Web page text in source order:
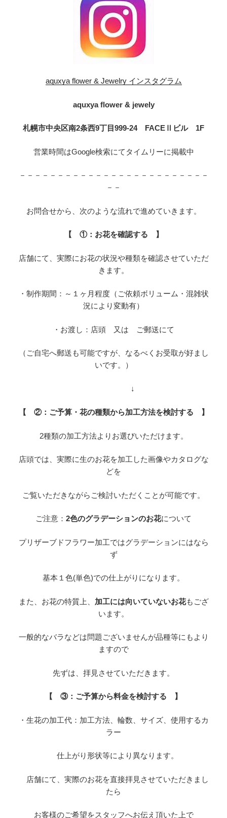
aquxya flower & Jewelry インスタグラム
aquxya flower & jewely
札幌市中央区南2条西9丁目999-24 FACEⅡビル 1F
営業時間はGoogle検索にてタイムリーに掲載中
－－－－－－－－－－－－－－－－－－－－－－－－－
－－
お問合せから、次のような流れで進めていきます。
【 ①：お花を確認する 】
店舗にて、実際にお花の状況や種類を確認させていただ
きます。
・制作期間：～１ヶ月程度（ご依頼ボリューム・混雑状
況により変動有）
・お渡し：店頭 又は ご郵送にて
（ご自宅へ郵送も可能ですが、なるべくお受取が好まし
いです。）
↓
【 ②：ご予算・花の種類から加工方法を検討する 】
2種類の加工方法よりお選びいただけます。
店頭では、実際に生のお花を加工した画像やカタログな
どを
ご覧いただきながらご検討いただくことが可能です。
ご注意： 2色のグラデーションのお花について
プリザーブドフラワー加工ではグラデーションにはなら
ず
基本１色(単色)での仕上がりになります。
また、お花の特質上、 加工には向いていないお花もござ
います。
一般的なバラなどは問題ございませんが品種等にもより
ますので
先ずは、拝見させていただきます。
【 ③：ご予算から料金を検討する 】
・生花の加工代：加工方法、輪数、サイズ、使用するカ
ラー
仕上がり形状等により異なります。
店舗にて、実際のお花を直接拝見させていただきまし
たら
お客様のご希望をスタッフへお伝え頂いた上で